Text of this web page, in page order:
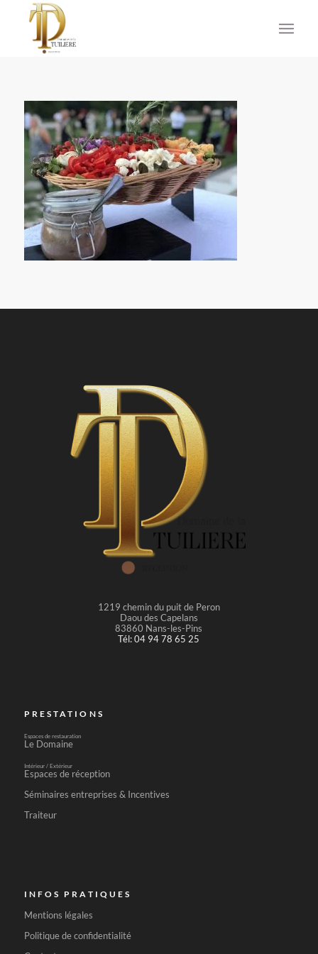
1219 chemin du puit de Peron
Daou des Capelans
83860 Nans-les-Pins
Tél: 04 94 78 65 25
PRESTATIONS
Espaces de restauration
Le Domaine
Intérieur / Extérieur
Espaces de réception
Séminaires entreprises & Incentives
Traiteur
INFOS PRATIQUES
Mentions légales
Politique de confidentialité